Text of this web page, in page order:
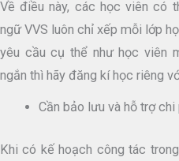
Về điều này, các học viên có
ngữ VVS luôn chỉ xếp mỗi lớp
yêu cầu cụ thể như học viên
ngắn thì hãy đăng kí học riêng
Cần bảo lưu và hỗ trợ
Khi có kế hoạch công tác